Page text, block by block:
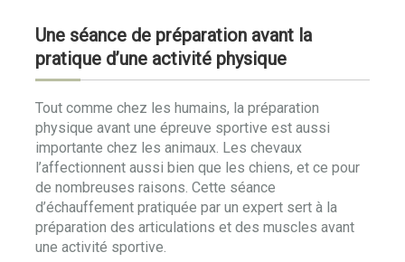
Une séance de préparation avant la
pratique d’une activité physique
Tout comme chez les humains, la préparation
physique avant une épreuve sportive est aussi
importante chez les animaux. Les chevaux
l’affectionnent aussi bien que les chiens, et ce pour
de nombreuses raisons. Cette séance
d’échauffement pratiquée par un expert sert à la
préparation des articulations et des muscles avant
une activité sportive.